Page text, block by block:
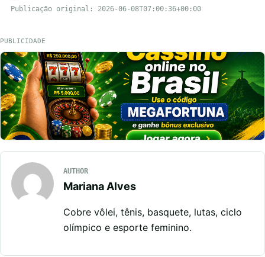
Publicação original: 2026-06-08T07:00:36+00:00
PUBLICIDADE
AUTHOR
Mariana Alves
Cobre vôlei, tênis, basquete, lutas, ciclo
olímpico e esporte feminino.